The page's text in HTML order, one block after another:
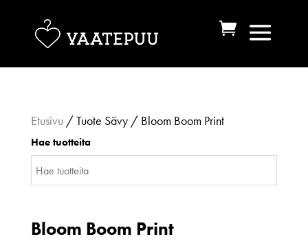
Etusivu / Tuote Sävy / Bloom Boom Print
Hae tuotteita
Bloom Boom Print